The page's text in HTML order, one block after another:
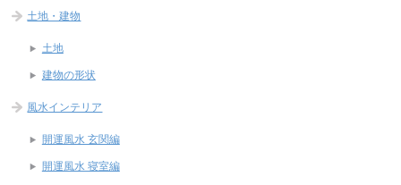
土地・建物
土地
建物の形状
風水インテリア
開運風水 玄関編
開運風水 寝室編